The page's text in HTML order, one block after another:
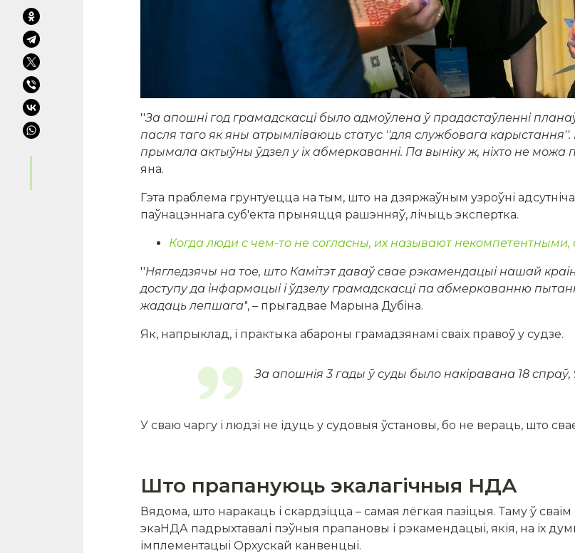
''За апошні год грамадскасці было адмоўлена ў прадастаўленні
пасля таго як яны атрымліваюць статус ''для службовага карыстання''.
прымала актыўны ўдзел у іх абмеркаванні. Па выніку ж, ніхто не
яна.
Гэта праблема грунтуецца на тым, што на дзяржаўным узроўні
паўнацэннага суб'екта прыняцця рашэнняў, лічыць экспертка.
Когда люди с чем-то не согласны, их называют
''Нягледзячы на тое, што Камітэт даваў свае рэкамендацыі нашай
доступу да інфармацыі і ўдзелу грамадскасці па абмеркаванню
жадаць лепшага'', – прыгадвае Марына Дубіна.
Як, напрыклад, і практыка абароны грамадзянамі сваіх правоў у судзе.
За апошнія 3 гады ў суды было накіравана 18 спраў,
У сваю чаргу і людзі не ідуць у судовыя ўстановы, бо не вераць, што
Што прапануюць экалагічныя НДА
Вядома, што наракаць і скардзіцца – самая лёгкая пазіцыя. Таму ў сваім
экаНДА падрыхтавалі пэўныя прапановы і рэкамендацыі, якія, на іх
імплементацыі Орхускай канвенцыі.